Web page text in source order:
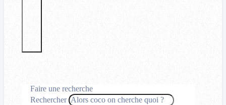
Faire une recherche
Rechercher